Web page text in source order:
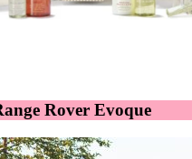
Rover Evoque